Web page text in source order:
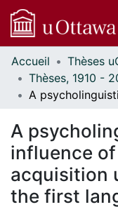
Communautés
et collections
Parcourir
À propos
Accueil
A
influence
acquisition
the first